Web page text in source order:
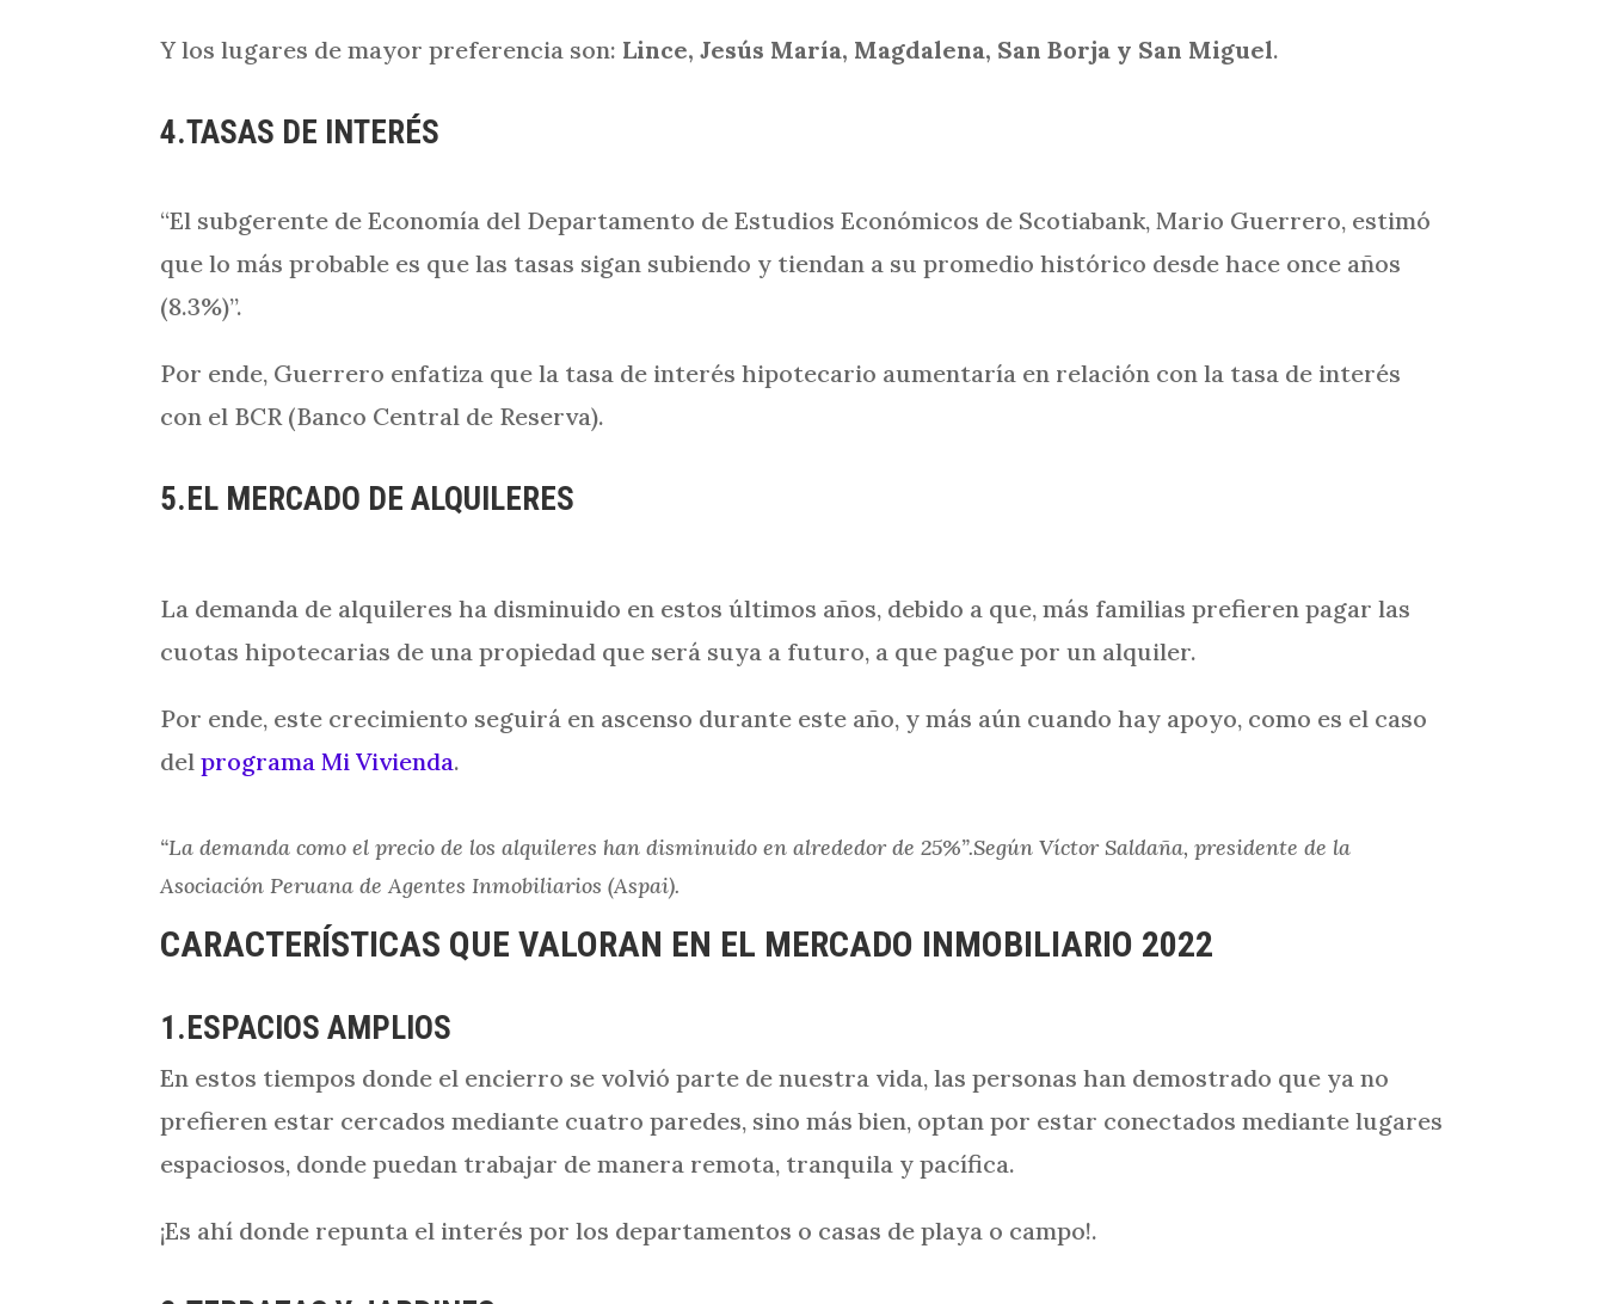
Y los lugares de mayor preferencia son: Lince, Jesús María, Magdalena, San Borja y San Miguel.
4.TASAS DE INTERÉS
“El subgerente de Economía del Departamento de Estudios Económicos de Scotiabank, Mario Guerrero, estimó
que lo más probable es que las tasas sigan subiendo y tiendan a su promedio histórico desde hace once años
(8.3%)”.
Por ende, Guerrero enfatiza que la tasa de interés hipotecario aumentaría en relación con la tasa de interés
con el BCR (Banco Central de Reserva).
5.EL MERCADO DE ALQUILERES
La demanda de alquileres ha disminuido en estos últimos años, debido a que, más familias prefieren pagar las
cuotas hipotecarias de una propiedad que será suya a futuro, a que pague por un alquiler.
Por ende, este crecimiento seguirá en ascenso durante este año, y más aún cuando hay apoyo, como es el caso
delprograma Mi Vivienda.
“La demanda como el precio de los alquileres han disminuido en alrededor de 25%”.Según Víctor Saldaña, presidente de la
Asociación Peruana de Agentes Inmobiliarios (Aspai).
CARACTERÍSTICAS QUE VALORAN EN EL MERCADO INMOBILIARIO 2022
1.ESPACIOS AMPLIOS
En estos tiempos donde el encierro se volvió parte de nuestra vida, las personas han demostrado que ya no
prefieren estar cercados mediante cuatro paredes, sino más bien, optan por estar conectados mediante lugares
espaciosos, donde puedan trabajar de manera remota, tranquila y pacífica.
¡Es ahí donde repunta el interés por los departamentos o casas de playa o campo!.